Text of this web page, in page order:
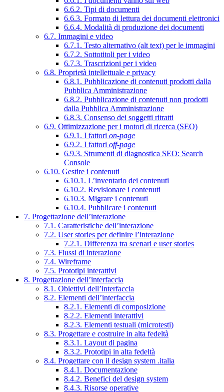
6.6.2. Tipi di documenti
6.6.3. Formato di lettura dei documenti elettronici
6.6.4. Modalità di produzione dei documenti
6.7. Immagini e video
6.7.1. Testo alternativo (alt text) per le immagini
6.7.2. Sottotitoli per i video
6.7.3. Trascrizioni per i video
6.8. Proprietà intellettuale e privacy
6.8.1. Pubblicazione di contenuti prodotti dalla
Pubblica Amministrazione
6.8.2. Pubblicazione di contenuti non prodotti
dalla Pubblica Amministrazione
6.8.3. Consenso dei soggetti ritratti
6.9. Ottimizzazione per i motori di ricerca (SEO)
6.9.1. I fattori on-page
6.9.2. I fattori off-page
6.9.3. Strumenti di diagnostica SEO: Search
Console
6.10. Gestire i contenuti
6.10.1. L’inventario dei contenuti
6.10.2. Revisionare i contenuti
6.10.3. Migrare i contenuti
6.10.4. Pubblicare i contenuti
7. Progettazione dell’interazione
7.1. Caratteristiche dell’interazione
7.2. User stories per definire l’interazione
7.2.1. Differenza tra scenari e user stories
7.3. Flussi di interazione
7.4. Wireframe
7.5. Prototipi interattivi
8. Progettazione dell’interfaccia
8.1. Obiettivi dell’interfaccia
8.2. Elementi dell’interfaccia
8.2.1. Elementi di composizione
8.2.2. Elementi interattivi
8.2.3. Elementi testuali (microtesti)
8.3. Progettare e costruire in alta fedeltà
8.3.1. Layout di pagina
8.3.2. Prototipi in alta fedeltà
8.4. Progettare con il design system .italia
8.4.1. Documentazione
8.4.2. Benefici del design system
8.4.3. Risorse operative